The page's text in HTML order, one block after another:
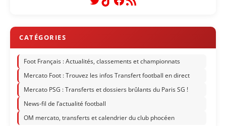
Foot Français : Actualités, classements et championnats
Mercato Foot : Trouvez les infos Transfert football en direct
Mercato PSG : Transferts et dossiers brûlants du Paris SG !
News-fil de l’actualité football
OM mercato, transferts et calendrier du club phocéen